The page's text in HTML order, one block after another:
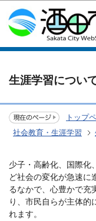
こ
生涯学習につい
トップ
社会教育・生涯学習
少子・高齢化、国際化
ど社会の変化が急速に
るなかで、心豊かで充
り、市民自らが主体的
れます。